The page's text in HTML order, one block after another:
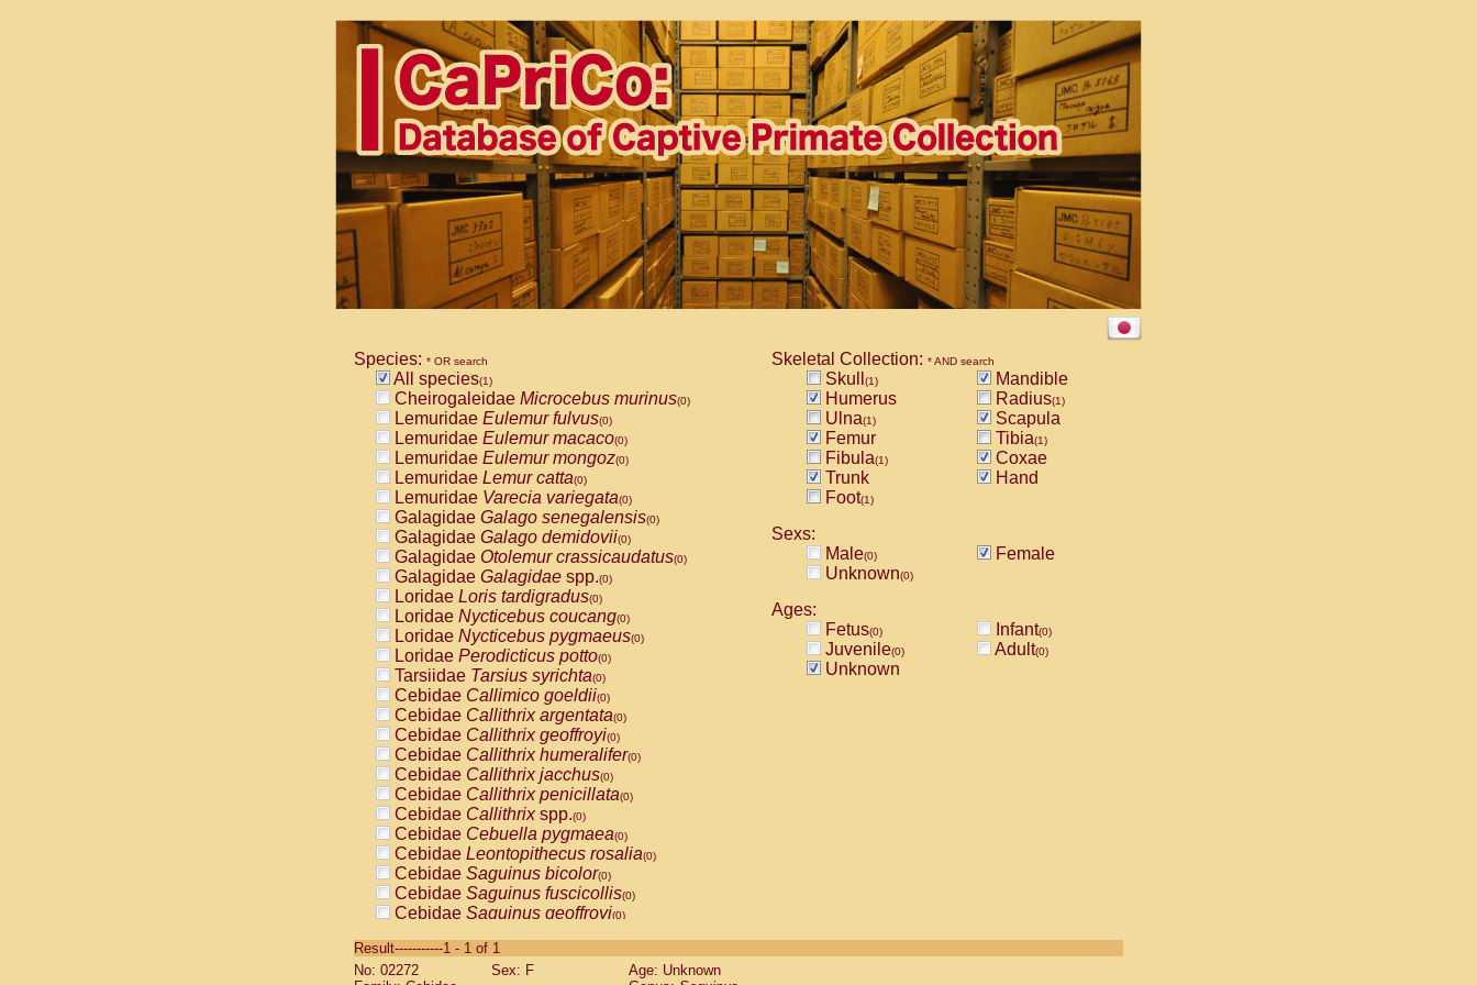
Species: * OR search
All species(1)
Cheirogaleidae Microcebus murinus(0)
Lemuridae Eulemur fulvus(0)
Lemuridae Eulemur macaco(0)
Lemuridae Eulemur mongoz(0)
Lemuridae Lemur catta(0)
Lemuridae Varecia variegata(0)
Galagidae Galago senegalensis(0)
Galagidae Galago demidovii(0)
Galagidae Otolemur crassicaudatus(0)
Galagidae Galagidae spp.(0)
Loridae Loris tardigradus(0)
Loridae Nycticebus coucang(0)
Loridae Nycticebus pygmaeus(0)
Loridae Perodicticus potto(0)
Tarsiidae Tarsius syrichta(0)
Cebidae Callimico goeldii(0)
Cebidae Callithrix argentata(0)
Cebidae Callithrix geoffroyi(0)
Cebidae Callithrix humeralifer(0)
Cebidae Callithrix jacchus(0)
Cebidae Callithrix penicillata(0)
Cebidae Callithrixspp.(0)
Cebidae Cebuella pygmaea(0)
Cebidae Leontopithecus rosalia(0)
Cebidae Saguinus bicolor(0)
Cebidae Saguinus fuscicollis(0)
Cebidae Saguinus geoffroyi(0)
CebidaeSaguinus labiatus(0)
Cebidae Saguinus leucopus (0)
Skeletal Collection: * AND search
Skull (1)
Mandible
Humerus
Radius(1)
Ulna(1)
Scapula
Femur
Tibia(1)
Fibula(1)
Coxae
Trunk
Hand
Foot(1)
Sexs:
Male(0)
Female
Unknown(0)
Ages:
Fetus(0) Infant(0)
Juvenile(0) Adult(0)
Unknown
Result-----------1 - 1 of 1
No: 02272
Sex: F
Age: Unknown